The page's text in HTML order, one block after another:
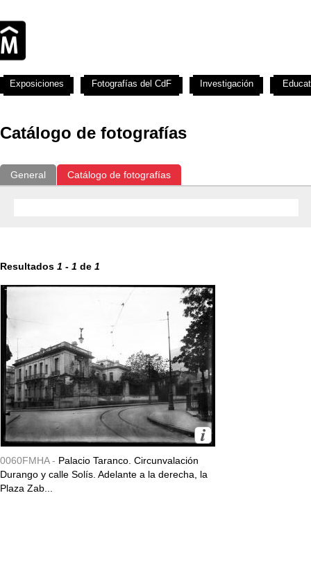
Catálogo de fotografías
General Catálogo de fotografías
Resultados 1 - 1 de 1
0060FMHA - Palacio Taranco. Circunvalación
Durango y calle Solís. Adelante a la derecha, la
Plaza Zab...
Exposiciones Fotografías del CdF Investigación